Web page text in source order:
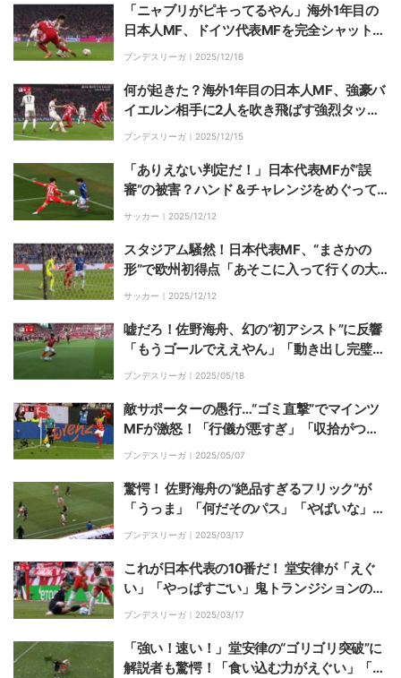
「ニャブリがピキってるやん」海外1年目の
日本人MF、ドイツ代表MFを完全シャットア
ウト「まったくやらせてない」ボール奪取＆
ブンデスリーガ｜ 2025/12/16
何が起きた？海外1年目の日本人MF、強豪バ
イエルン相手に2人を吹き飛ばす強烈タック
ル炸裂でファン驚愕「2人もぶっ飛ばした」
ブンデスリーガ｜ 2025/12/15
「ありえない判定だ！」日本代表MFが“誤
審”の被害？ハンド＆チャレンジをめぐって
指揮官が激怒した瞬間
サッカー｜ 2025/12/12
スタジアム騒然！日本代表MF、“まさかの
形”で欧州初得点「あそこに入って行くの大
事」「持ち味が詰まってる」出場２分で大仕
サッカー｜ 2025/12/12
嘘だろ！佐野海舟、幻の“初アシスト”に反響
「もうゴールでええやん」「動き出し完璧」
超加速ランからのスーパーアシストがVARで
ブンデスリーガ｜ 2025/05/18
敵サポーターの愚行…“ゴミ直撃”でマインツ
MFが激怒！「行儀が悪すぎ」「収拾がつか
ない」「これはダメでしょ…」試合中断騒動
ブンデスリーガ｜ 2025/05/07
驚愕！ 佐野海舟の“絶品すぎるフリック”が
「うっま」「何だそのパス」「やばいな」
「そんなこともできるのか」おしゃれタッチ
ブンデスリーガ｜ 2025/03/17
これが日本代表の10番だ！ 堂安律が「えぐ
い」「やっぱすごい」鬼トランジションのボ
ール奪取→“超絶ダブルタッチ”で敵陣を切り
ブンデスリーガ｜ 2025/03/17
「強い！速い！」堂安律の“ゴリゴリ突破”に
解説者も驚愕！「食い込む力がえぐい」「び